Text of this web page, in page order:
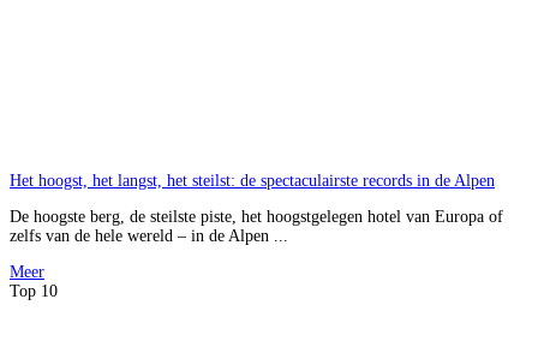
Het hoogst, het langst, het steilst: de spectaculairste records in de Alpen
De hoogste berg, de steilste piste, het hoogstgelegen hotel van Europa of
zelfs van de hele wereld – in de Alpen ...
Meer
Top 10